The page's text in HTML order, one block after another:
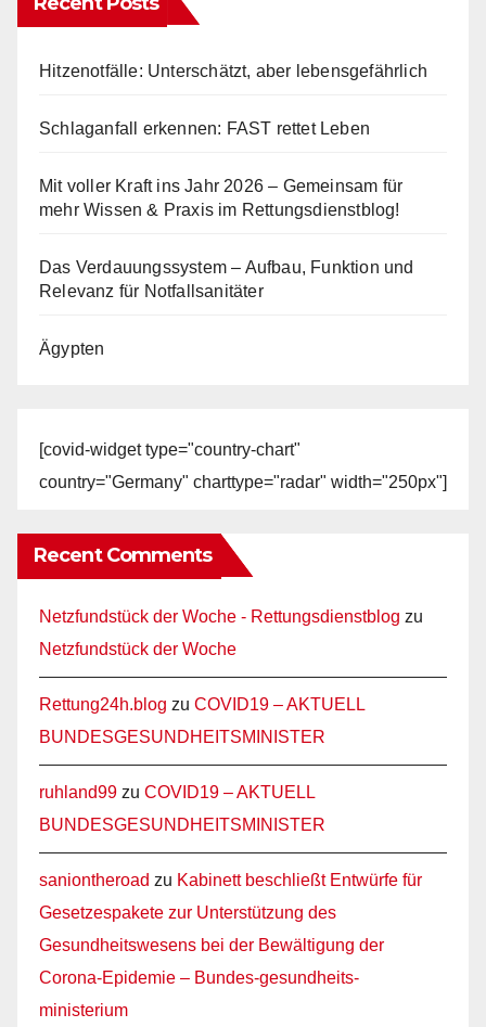
Hitzenotfälle: Unterschätzt, aber lebensgefährlich
Schlaganfall erkennen: FAST rettet Leben
Mit voller Kraft ins Jahr 2026 – Gemeinsam für
mehr Wissen & Praxis im Rettungsdienstblog!
Das Verdauungssystem – Aufbau, Funktion und
Relevanz für Notfallsanitäter
Ägypten
[covid-widget type="country-chart"
country="Germany" charttype="radar" width="250px"]
Recent Comments
Netzfundstück der Woche - Rettungsdienstblog zu
Netzfundstück der Woche
Rettung24h.blog zu COVID19 – AKTUELL
BUNDESGESUNDHEITSMINISTER
ruhland99 zu COVID19 – AKTUELL
BUNDESGESUNDHEITSMINISTER
saniontheroad zu Kabinett beschließt Entwürfe für
Gesetzespakete zur Unterstützung des
Gesundheitswesens bei der Bewältigung der
Corona-Epidemie – Bundes-gesundheits-
ministerium